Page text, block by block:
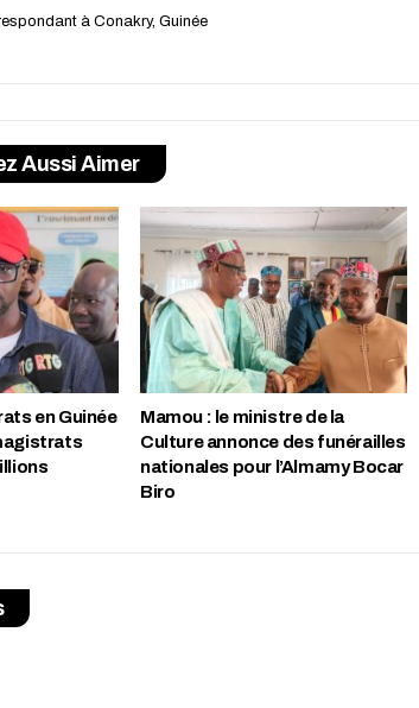
à Conakry, Guinée
Aussi Aimer
en Guinée
Mamou : le ministre de la
Culture annonce des funérailles
nationales pour l’Almamy Bocar
Biro